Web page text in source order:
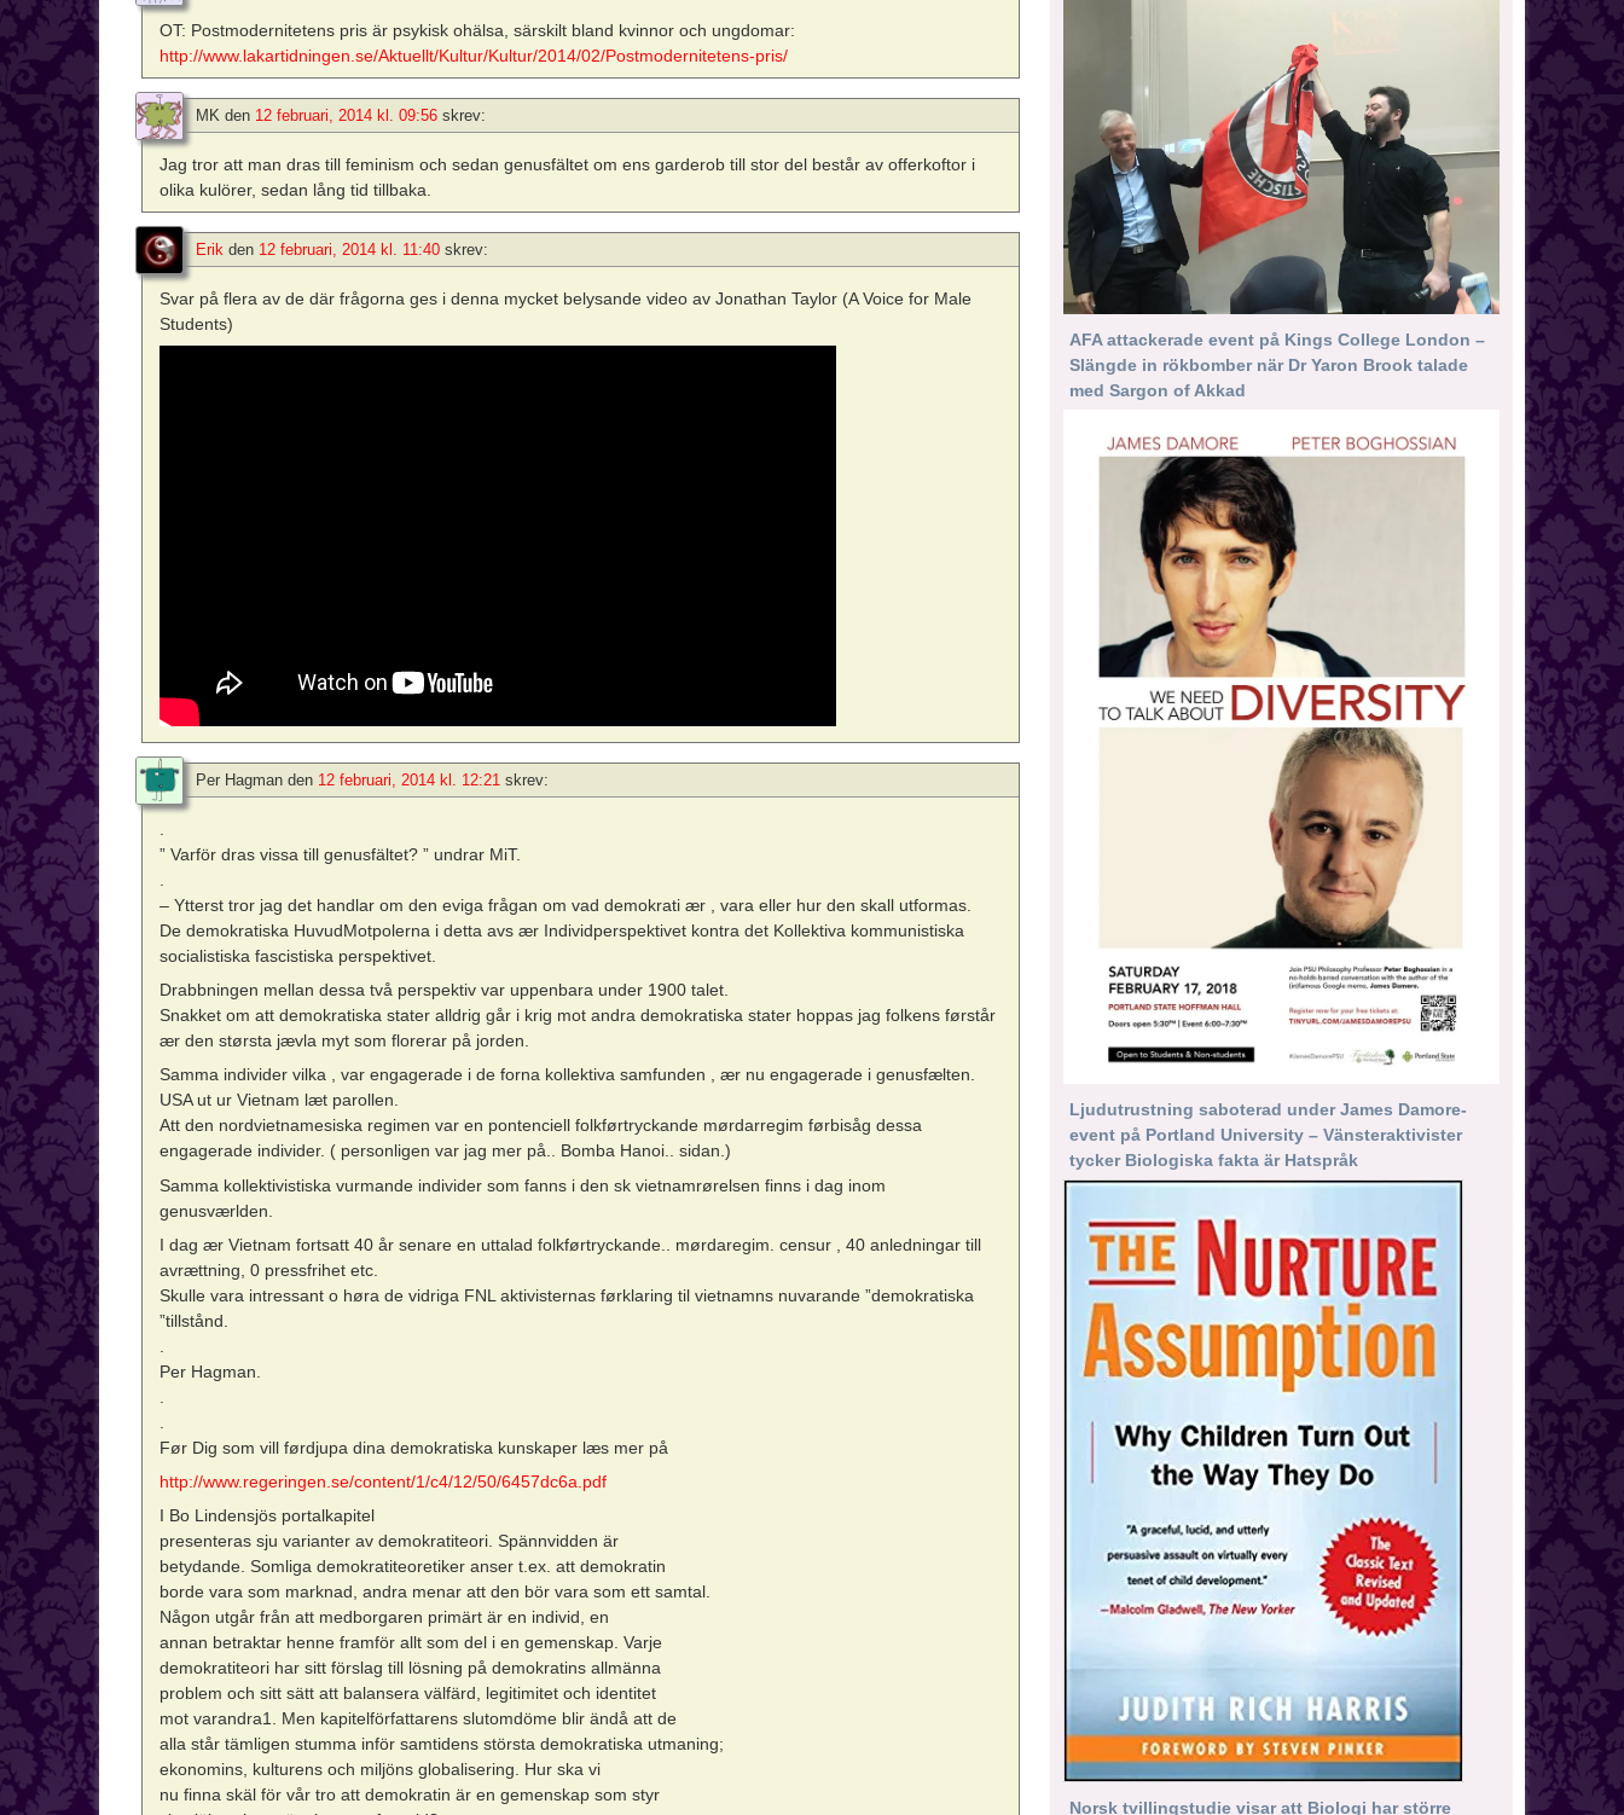
OT: Postmodernitetens pris är psykisk ohälsa, särskilt bland kvinnor och ungdomar:
http://www.lakartidningen.se/Aktuellt/Kultur/Kultur/2014/02/Postmodernitetens-pris/
MK den 12 februari, 2014 kl. 09:56 skrev:
Jag tror att man dras till feminism och sedan genusfältet om ens garderob till stor del består av offerkoftor i
olika kulörer, sedan lång tid tillbaka.
Erik den 12 februari, 2014 kl. 11:40 skrev:
Svar på flera av de där frågorna ges i denna mycket belysande video av Jonathan Taylor (A Voice for Male
Students)
Per Hagman den 12 februari, 2014 kl. 12:21 skrev:
” Varför dras vissa till genusfältet? ” undrar MiT.
– Ytterst tror jag det handlar om den eviga frågan om vad demokrati ær , vara eller hur den skall utformas.
De demokratiska HuvudMotpolerna i detta avs ær Individperspektivet kontra det Kollektiva kommunistiska
socialistiska fascistiska perspektivet.
Drabbningen mellan dessa två perspektiv var uppenbara under 1900 talet.
Snakket om att demokratiska stater alldrig går i krig mot andra demokratiska stater hoppas jag folkens førstår
ær den størsta jævla myt som florerar på jorden.
Samma individer vilka , var engagerade i de forna kollektiva samfunden , ær nu engagerade i genusfælten.
USA ut ur Vietnam læt parollen.
Att den nordvietnamesiska regimen var en pontenciell folkførtryckande mørdarregim førbisåg dessa
engagerade individer. ( personligen var jag mer på.. Bomba Hanoi.. sidan.)
Samma kollektivistiska vurmande individer som fanns i den sk vietnamrørelsen finns i dag inom
genusværlden.
I dag ær Vietnam fortsatt 40 år senare en uttalad folkførtryckande.. mørdaregim. censur , 40 anledningar till
avrættning, 0 pressfrihet etc.
Skulle vara intressant o høra de vidriga FNL aktivisternas førklaring til vietnamns nuvarande ”demokratiska
”tillstånd.
Per Hagman.
Før Dig som vill førdjupa dina demokratiska kunskaper læs mer på
http://www.regeringen.se/content/1/c4/12/50/6457dc6a.pdf
I Bo Lindensjös portalkapitel
presenteras sju varianter av demokratiteori. Spännvidden är
betydande. Somliga demokratiteoretiker anser t.ex. att demokratin
borde vara som marknad, andra menar att den bör vara som ett samtal.
Någon utgår från att medborgaren primärt är en individ, en
annan betraktar henne framför allt som del i en gemenskap. Varje
demokratiteori har sitt förslag till lösning på demokratins allmänna
problem och sitt sätt att balansera välfärd, legitimitet och identitet
mot varandra1. Men kapitelförfattarens slutomdöme blir ändå att de
alla står tämligen stumma inför samtidens största demokratiska utmaning;
ekonomins, kulturens och miljöns globalisering. Hur ska vi
nu finna skäl för vår tro att demokratin är en gemenskap som styr
AFA attackerade event på Kings College London –
Slängde in rökbomber när Dr Yaron Brook talade
med Sargon of Akkad
Ljudutrustning saboterad under James Damore-
event på Portland University – Vänsteraktivister
tycker Biologiska fakta är Hatspråk
Norsk tvillingstudie visar att Biologi har större